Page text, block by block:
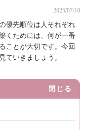
2025/07/10
優先順位は人それぞれ
くためには、何が一番
ことが大切です。今回
ていきましょう。
閉じる